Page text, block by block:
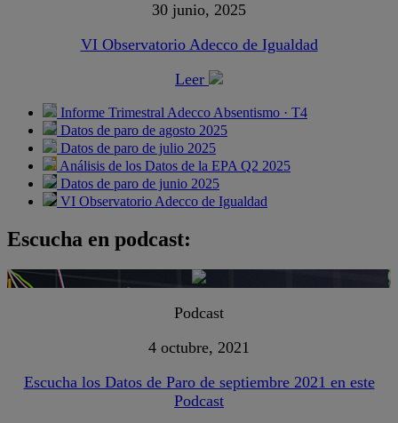
30 junio, 2025
VI Observatorio Adecco de Igualdad
Leer
Informe Trimestral Adecco Absentismo · T4
Datos de paro de agosto 2025
Datos de paro de julio 2025
Análisis de los Datos de la EPA Q2 2025
Datos de paro de junio 2025
VI Observatorio Adecco de Igualdad
Escucha en podcast:
Podcast
4 octubre, 2021
Escucha los Datos de Paro de septiembre 2021 en este
Podcast